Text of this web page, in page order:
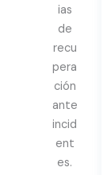
ias
de
recu
pera
ción
ante
incid
ent
es.